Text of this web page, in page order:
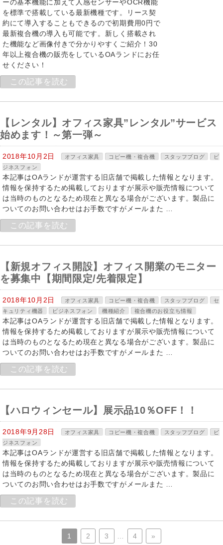
ーの基本機能に加えて人感センサーやOCR機能
を標準で搭載している最新機種です。リース契
約にて導入することもできるので初期費用0円で
最新複合機の導入も可能です。新しく搭載され
た機能など画像付きで分かりやすくご紹介！30
年以上複合機の販売をしているOAランドにお任
せください！
この記事を読む
【レンタル】オフィス家具”レンタル”サービス
始めます！～第一弾～
2018年10月2日 オフィス家具 コピー機・複合機 スタッフブログ
ビ
ジネスフォン
本記事はOAランドが運営する旧店舗で掲載した情報となります。
情報を保持するため掲載しておりますが展示や販売情報について
は当時のものとなるため現在と異なる場合がございます。製品に
ついてのお問い合わせはお手数ですがメールまた …
この記事を読む
【新規オフィス開設】オフィス開業のモニター
を募集中【期間限定/先着限定】
2018年10月2日 オフィス家具 コピー機・複合機 スタッフブログ
セ
キュリティ機器
ビジネスフォン 機種紹介 複合機のお役立ち情報
本記事はOAランドが運営する旧店舗で掲載した情報となります。
情報を保持するため掲載しておりますが展示や販売情報について
は当時のものとなるため現在と異なる場合がございます。製品に
ついてのお問い合わせはお手数ですがメールまた …
この記事を読む
【ハロウィンセール】展示品10％OFF！！
2018年9月28日 オフィス家具 コピー機・複合機 スタッフブログ
ビ
ジネスフォン
本記事はOAランドが運営する旧店舗で掲載した情報となります。
情報を保持するため掲載しておりますが展示や販売情報について
は当時のものとなるため現在と異なる場合がございます。製品に
ついてのお問い合わせはお手数ですがメールまた …
この記事を読む
1 2 3 4 »